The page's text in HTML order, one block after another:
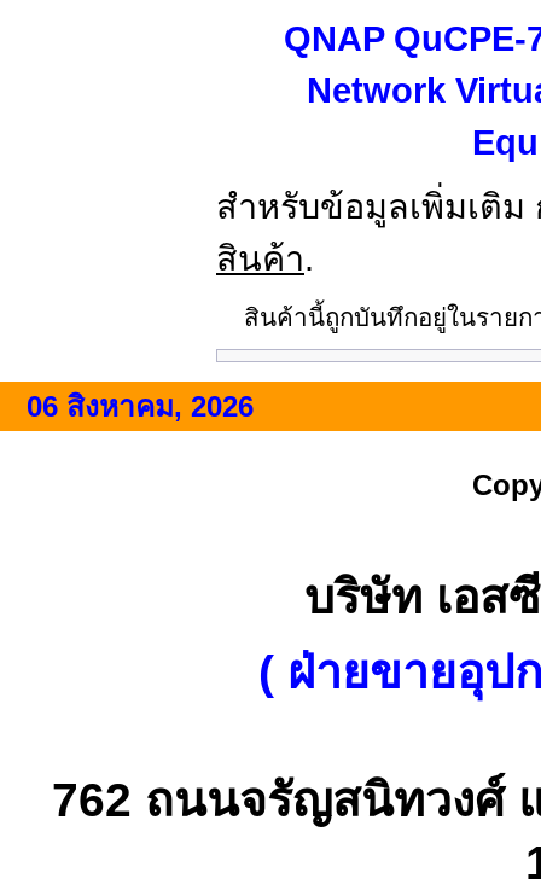
QNAP QuCPE-
Network
สำหรับข้อมูลเพิ่มเติ
สินค้า.
สินค้านี้ถูกบันทึกอยู่ในราย
06 สิงหาคม, 2026
บริษัท เอส
( ฝ่ายขายอุป
762 ถนนจรัญสนิทวงศ์